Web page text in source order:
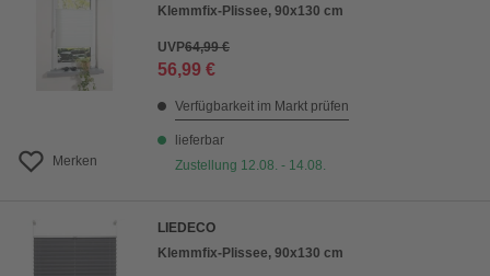
Merken
Klemmfix-Plissee, 90x130 cm
UVP64,99 €
56,99 €
Verfügbarkeit im Markt prüfen
lieferbar
Zustellung 12.08. - 14.08.
LIEDECO
Klemmfix-Plissee, 90x130 cm